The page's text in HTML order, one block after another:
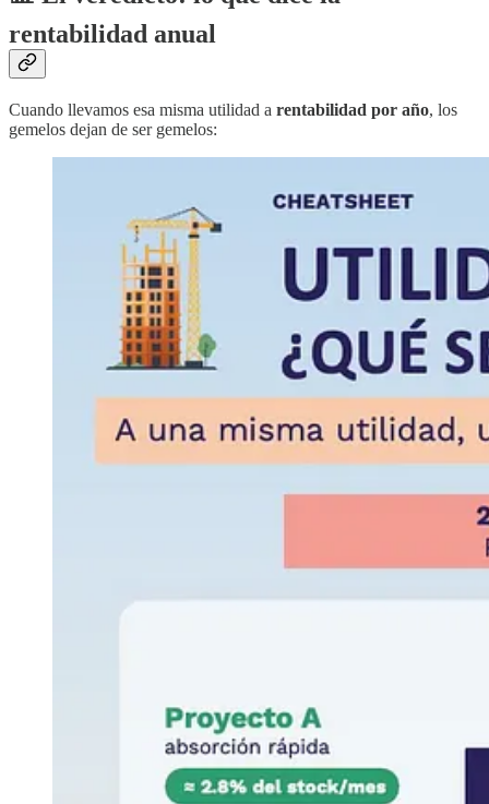
rentabilidad anual
Cuando llevamos esa misma utilidad a rentabilidad por año, los
gemelos dejan de ser gemelos: